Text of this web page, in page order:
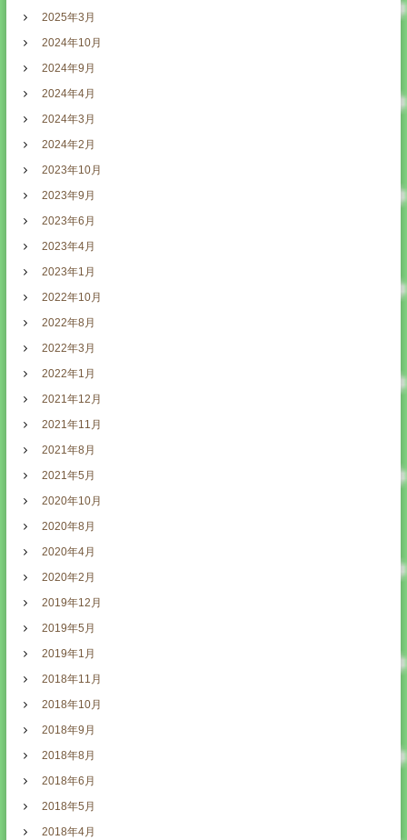
2025年3月
2024年10月
2024年9月
2024年4月
2024年3月
2024年2月
2023年10月
2023年9月
2023年6月
2023年4月
2023年1月
2022年10月
2022年8月
2022年3月
2022年1月
2021年12月
2021年11月
2021年8月
2021年5月
2020年10月
2020年8月
2020年4月
2020年2月
2019年12月
2019年5月
2019年1月
2018年11月
2018年10月
2018年9月
2018年8月
2018年6月
2018年5月
2018年4月